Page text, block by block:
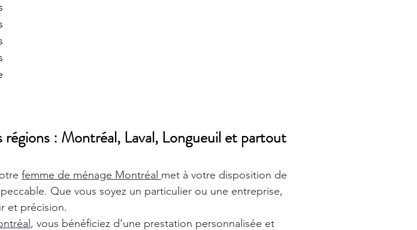
: Montréal, Laval, Longueuil et partout
femme de ménage Montréal met à votre disposition de
Que vous soyez un particulier ou une entreprise,
et précision.
, vous bénéficiez d’une prestation personnalisée et